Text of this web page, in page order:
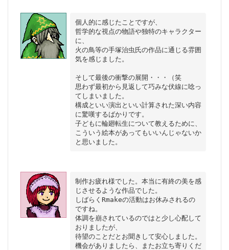
個人的に感じたことですが、
哲学的な視点の物語や独特のキャラクター
に、
火の鳥等の手塚治虫氏の作品に通じる雰囲
気を感じました。
そして最後の衝撃の展開・・・（笑
思わず最初から見返して巧みな伏線に唸っ
てしまいました。
構成といい演出といい計算された深い内容
に驚嘆するばかりです。
子どもに輪廻転生について教えるために、
こういう絵本があってもいいんじゃないか
制作お疲れ様でした。本当に有終の美を感
じさせるような作品でした。
しばらくRmakeの活動はお休みされるの
ですね。
体調を崩されているのではと少し心配して
おりましたが、
待望のことだとお聞きして安心しました。
機会がありましたら、またお立ち寄りくだ